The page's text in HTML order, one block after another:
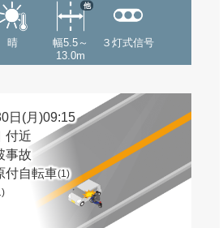
晴
幅5.5～
13.0m
他
３灯式信号
日(月)09:15
付近
事故
付自転車(1)